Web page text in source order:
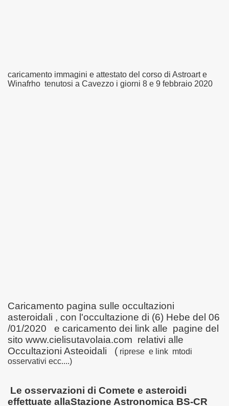
caricamento immagini e attestato del corso di Astroart e
Winafrho tenutosi a Cavezzo i giorni 8 e 9 febbraio 2020
Caricamento pagina sulle occultazioni
asteroidali , con l'occultazione di (6) Hebe del 06
/01/2020 e caricamento dei link alle pagine del
sito www.cielisutavolaia.com relativi alle
Occultazioni Asteoidali ( riprese e link mtodi
osservativi ecc....)
Le osservazioni di Comete e asteroidi
effettuate allaStazione Astronomica BS-CR